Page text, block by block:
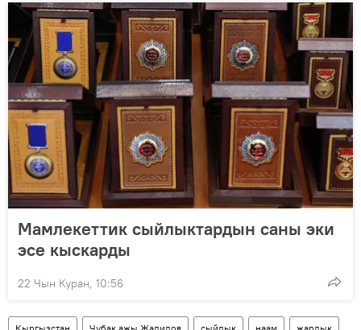
Мамлекеттик сыйлыктардын саны эки
эсе кыскарды
22 Чын Куран, 10:56